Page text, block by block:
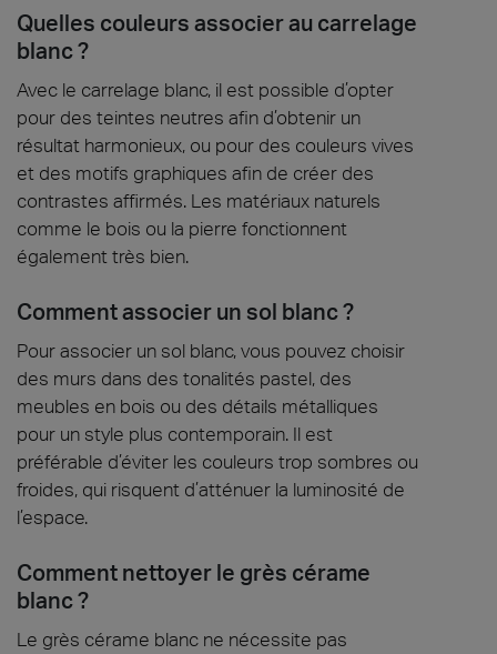
Quelles couleurs associer au carrelage
blanc ?
Avec le carrelage blanc, il est possible d’opter
pour des teintes neutres afin d’obtenir un
résultat harmonieux, ou pour des couleurs vives
et des motifs graphiques afin de créer des
contrastes affirmés. Les matériaux naturels
comme le bois ou la pierre fonctionnent
également très bien.
Comment associer un sol blanc ?
Pour associer un sol blanc, vous pouvez choisir
des murs dans des tonalités pastel, des
meubles en bois ou des détails métalliques
pour un style plus contemporain. Il est
préférable d’éviter les couleurs trop sombres ou
froides, qui risquent d’atténuer la luminosité de
l’espace.
Comment nettoyer le grès cérame
blanc ?
Le grès cérame blanc ne nécessite pas